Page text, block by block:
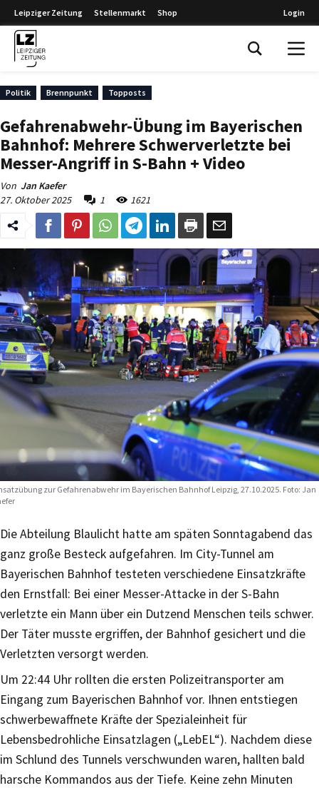
Leipziger Zeitung Stellenmarkt Shop Login
Politik Brennpunkt Topposts
Gefahrenabwehr-Übung im Bayerischen
Bahnhof: Mehrere Schwerverletzte bei
Messer-Angriff in S-Bahn + Video
Von Jan Kaefer
27. Oktober 2025
1 1621
zur Gefahrenabwehr im Bayerischen Bahnhof Leipzig, 27.10.2025. Foto: Jan
Die Abteilung Blaulicht hatte am späten Sonntagabend das
ganz große Besteck aufgefahren. Im City-Tunnel am
Bayerischen Bahnhof testeten verschiedene Einsatzkräfte
den Ernstfall: Bei einer Messer-Attacke in der S-Bahn
verletzte ein Mann über ein Dutzend Menschen teils schwer.
Der Täter musste ergriffen, der Bahnhof gesichert und die
Verletzten versorgt werden.
Um 22:44 Uhr rollten die ersten Polizeitransporter am
Eingang zum Bayerischen Bahnhof vor. Ihnen entstiegen
schwerbewaffnete Kräfte der Spezialeinheit für
Lebensbedrohliche Einsatzlagen („LebEL“). Nachdem diese
im Schlund des Tunnels verschwunden waren, hallten bald
harsche Kommandos aus der Tiefe. Keine zehn Minuten